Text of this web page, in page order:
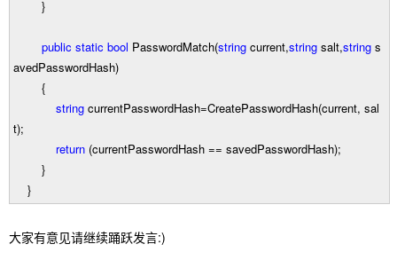
}
public static bool PasswordMatch(string current,string salt,string s
avedPasswordHash)
{
string currentPasswordHash=CreatePasswordHash(current, sal
t);
return (currentPasswordHash == savedPasswordHash);
}
}
大家有意见请继续踊跃发言:)